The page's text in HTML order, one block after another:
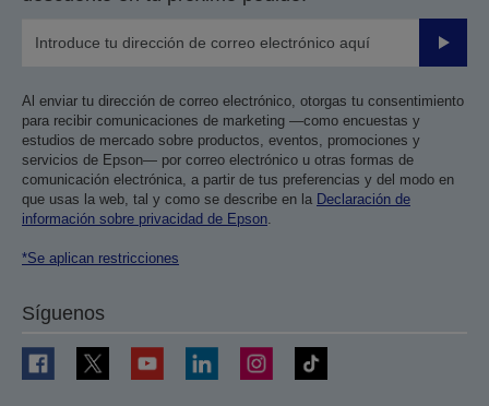
Enviar
Al enviar tu dirección de correo electrónico, otorgas tu consentimiento
para recibir comunicaciones de marketing —como encuestas y
estudios de mercado sobre productos, eventos, promociones y
servicios de Epson— por correo electrónico u otras formas de
comunicación electrónica, a partir de tus preferencias y del modo en
que usas la web, tal y como se describe en la Declaración de
información sobre privacidad de Epson.
*Se aplican restricciones
Síguenos